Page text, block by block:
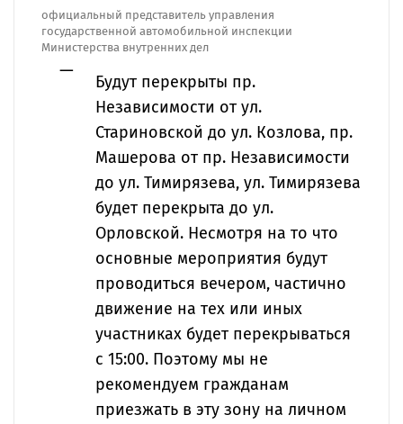
официальный представитель управления
государственной автомобильной инспекции
Министерства внутренних дел
Будут перекрыты пр.
Независимости от ул.
Стариновской до ул. Козлова, пр.
Машерова от пр. Независимости
до ул. Тимирязева, ул. Тимирязева
будет перекрыта до ул.
Орловской. Несмотря на то что
основные мероприятия будут
проводиться вечером, частично
движение на тех или иных
участниках будет перекрываться
с 15:00. Поэтому мы не
рекомендуем гражданам
приезжать в эту зону на личном